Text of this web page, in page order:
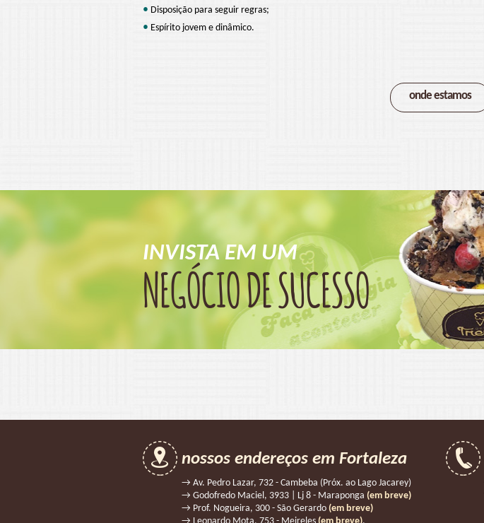
• Disposição para seguir regras;
• Espírito jovem e dinâmico.
onde estamos
INVISTA EM UM
NEGÓCIO DE SUCESSO
nossos endereços em Fortaleza
→ Av. Pedro Lazar, 732 - Cambeba (Próx. ao Lago Jacarey)
→ Godofredo Maciel, 3933 | Lj 8 - Maraponga (em breve)
→ Prof. Nogueira, 300 - São Gerardo (em breve)